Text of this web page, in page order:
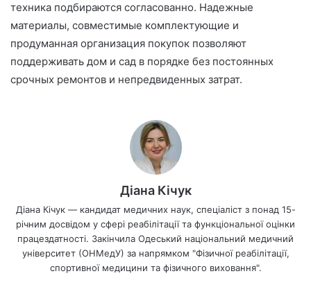
техника подбираются согласованно. Надежные
материалы, совместимые комплектующие и
продуманная организация покупок позволяют
поддерживать дом и сад в порядке без постоянных
срочных ремонтов и непредвиденных затрат.
Діана Кічук
Діана Кічук — кандидат медичних наук, спеціаліст з понад 15-
річним досвідом у сфері реабілітації та функціональної оцінки
працездатності. Закінчила Одеський національний медичний
університет (ОНМедУ) за напрямком "Фізичної реабілітації,
спортивної медицини та фізичного виховання".